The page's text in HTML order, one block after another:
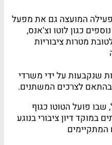
המועצה גם את מפעל
כגון לוטו וצ'אנס,
מטרות ציבוריות
שנקבעות על ידי משרדי
לצרכים המשתנים.
פועל הטוטו כגוף
במוקד דיון ציבורי בנוגע
המתקיימים